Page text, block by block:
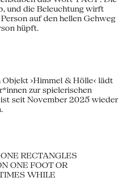
›Himmel & Hölle‹ lädt
zur spielerischen
seit November 2025 wieder
RECTANGLES
ONE FOOT OR
WHILE